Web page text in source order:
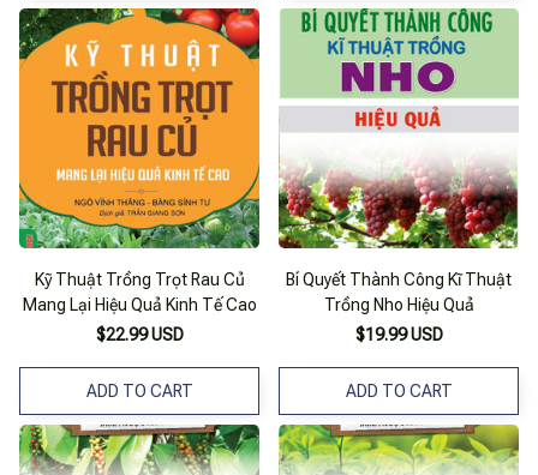
Kỹ Thuật Trồng Trọt Rau Củ
Mang Lại Hiệu Quả Kinh Tế Cao
$22.99 USD
ADD TO CART
Bí Quyết Thành Công Kĩ Thuật
Trồng Nho Hiệu Quả
$19.99 USD
ADD TO CART